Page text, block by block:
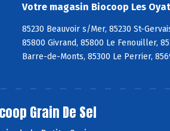
Votre magasin Biocoop Les
85230 Beauvoir s/Mer, 85230 St-
85800 Givrand, 85800 Le Fenouiller,
Barre-de-Monts, 85300 Le Perrier,
Grain De Sel